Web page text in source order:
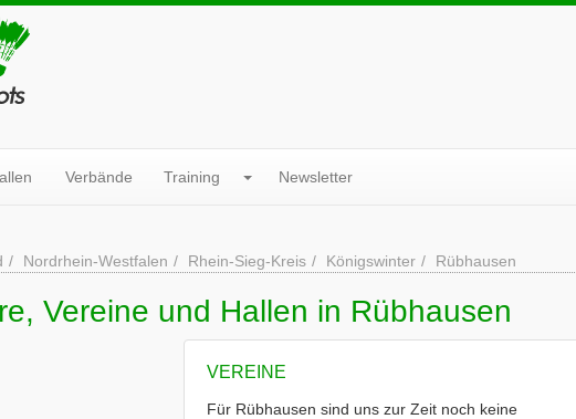
Verbände Training Newsletter
Nordrhein-Westfalen Rhein-Sieg-Kreis Königswinter Rübhausen
Vereine und Hallen in Rübhausen
VEREINE
Für Rübhausen sind uns zur Zeit noch keine